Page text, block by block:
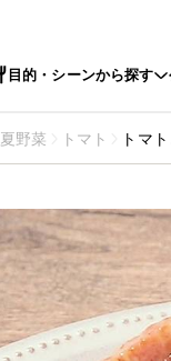
目的・シーンから探す
夏野菜 トマト トマ